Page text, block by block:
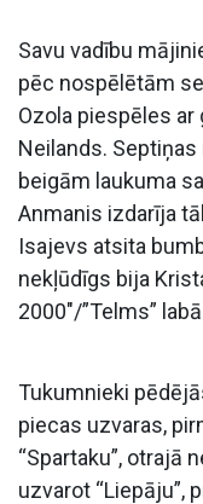
Savu vadību
pēc nospēlētām
Ozola piespēles
Neilands.
beigām laukuma
Anmanis izdarīja
Isajevs atsita
nekļūdīgs bija
2000″/”Telms”
Tukumnieki
piecas uzvaras,
“Spartaku”, otrajā
uzvarot “Liepāju”,